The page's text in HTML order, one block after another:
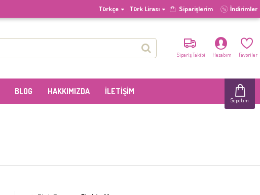
Türkçe Türk Lirası Siparişlerim İndirimler
Sipariş Takibi Hesabım Favoriler
BLOG HAKKIMIZDA İLETIŞIM
Sepetim